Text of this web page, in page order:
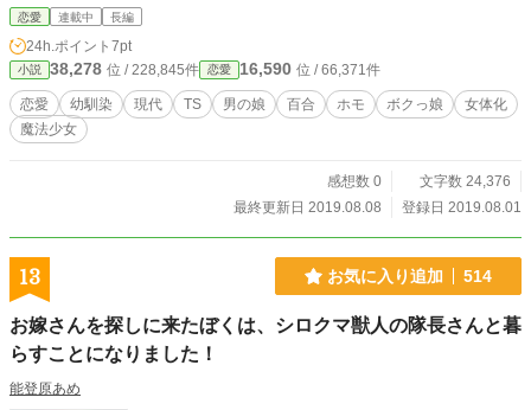
恋愛 連載中 長編
24h.ポイント 7pt
小説 38,278 位 / 228,845件 恋愛 16,590 位 / 66,371件
恋愛 幼馴染 現代 TS 男の娘 百合 ホモ ボクっ娘
女体化
魔法少女
感想数 0
文字数 24,376
最終更新日 2019.08.08
登録日 2019.08.01
13 お気に入り追加 514
お嫁さんを探しに来たぼくは、シロクマ獣人の隊長さんと暮
らすことになりました！
能登原あめ